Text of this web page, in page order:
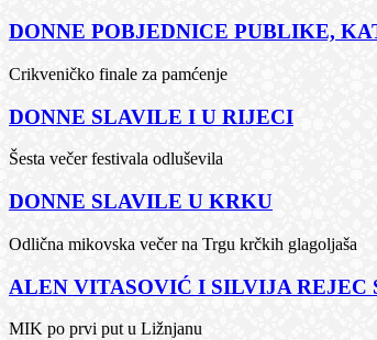
DONNE POBJEDNICE PUBLIKE,
Crikveničko finale za pamćenje
DONNE SLAVILE I U RIJECI
Šesta večer festivala odluševila
DONNE SLAVILE U KRKU
Odlična mikovska večer na Trgu krčkih glagoljaša
ALEN VITASOVIĆ I SILVIJA
MIK po prvi put u Ližnjanu